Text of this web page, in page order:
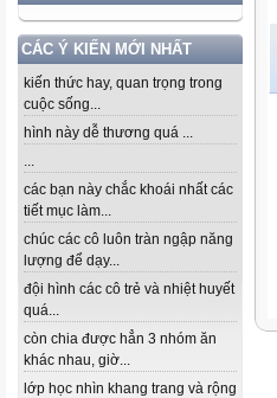
CÁC Ý KIẾN MỚI NHẤT
kiến thức hay, quan trọng trong
cuộc sống...
hình này dễ thương quá ...
...
các bạn này chắc khoái nhất các
tiết mục làm...
chúc các cô luôn tràn ngập năng
lượng để dạy...
đội hình các cô trẻ và nhiệt huyết
quá...
còn chia được hẳn 3 nhóm ăn
khác nhau, giờ...
lớp học nhìn khang trang và rộng